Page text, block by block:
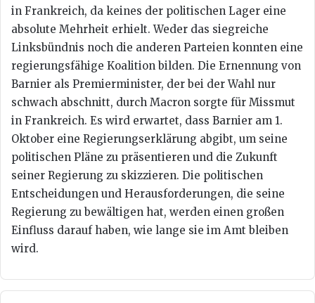
in Frankreich, da keines der politischen Lager eine
absolute Mehrheit erhielt. Weder das siegreiche
Linksbündnis noch die anderen Parteien konnten eine
regierungsfähige Koalition bilden. Die Ernennung von
Barnier als Premierminister, der bei der Wahl nur
schwach abschnitt, durch Macron sorgte für Missmut
in Frankreich. Es wird erwartet, dass Barnier am 1.
Oktober eine Regierungserklärung abgibt, um seine
politischen Pläne zu präsentieren und die Zukunft
seiner Regierung zu skizzieren. Die politischen
Entscheidungen und Herausforderungen, die seine
Regierung zu bewältigen hat, werden einen großen
Einfluss darauf haben, wie lange sie im Amt bleiben
wird.